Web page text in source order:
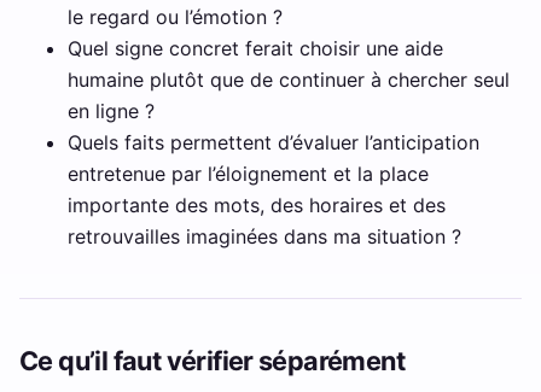
le regard ou l’émotion ?
Quel signe concret ferait choisir une aide
humaine plutôt que de continuer à chercher seul
en ligne ?
Quels faits permettent d’évaluer l’anticipation
entretenue par l’éloignement et la place
importante des mots, des horaires et des
retrouvailles imaginées dans ma situation ?
Ce qu’il faut vérifier séparément